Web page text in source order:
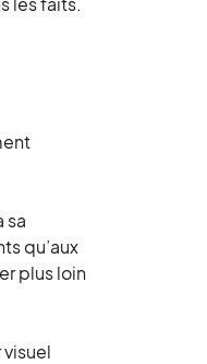
sa
qu’aux
plus loin